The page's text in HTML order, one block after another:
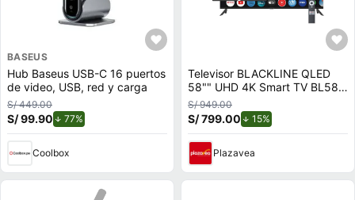
BASEUS
Hub Baseus USB-C 16 puertos
de video, USB, red y carga
S/ 449.00
S/ 99.90 77%
Coolbox
Televisor BLACKLINE QLED
58"" UHD 4K Smart TV BL58-
T8000QD
S/ 949.00
S/ 799.00 15%
Plazavea